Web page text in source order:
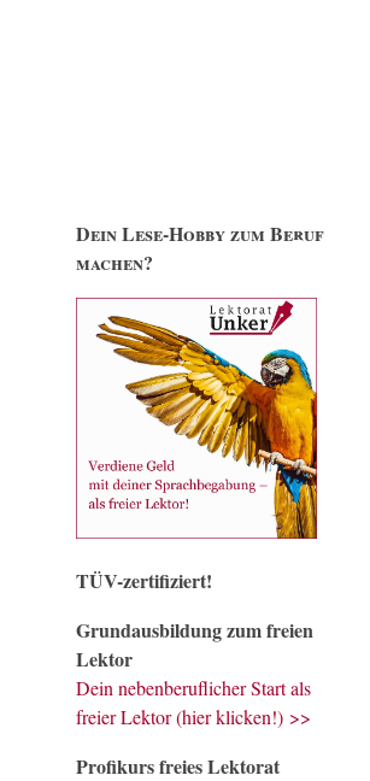
Dein Lese-Hobby zum Beruf
machen?
TÜV-zertifiziert!
Grundausbildung zum freien
Lektor
Dein nebenberuflicher Start als
freier Lektor (hier klicken!) >>
Profikurs freies Lektorat